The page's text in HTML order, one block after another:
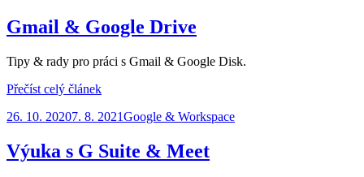
Gmail & Google Drive
AutorJaromír Světlík
Tipy & rady pro práci s Gmail & Google Disk.
Přečíst celý článek
Zveřejněno
26. 10. 20207. 8. 2021Google & Workspace
Výuka s G Suite & Meet